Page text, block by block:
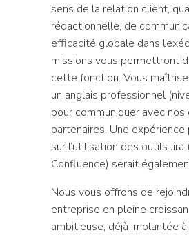
sens de la relation client,
rédactionnelle, de
efficacité globale dans
missions vous permettront
cette fonction. Vous
un anglais professionnel
pour communiquer avec
partenaires. Une
sur l’utilisation des outils Jira
Confluence) serait
Nous vous offrons de
entreprise en pleine
ambitieuse, déjà implantée à